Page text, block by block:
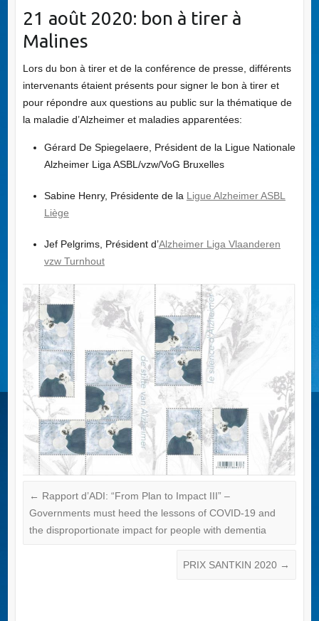
21 août 2020: bon à tirer à
Malines
Lors du bon à tirer et de la conférence de presse, différents
intervenants étaient présents pour signer le bon à tirer et
pour répondre aux questions au public sur la thématique de
la maladie d’Alzheimer et maladies apparentées:
Gérard De Spiegelaere, Président de la Ligue Nationale
Alzheimer Liga ASBL/vzw/VoG Bruxelles
Sabine Henry, Présidente de la Ligue Alzheimer ASBL
Liège
Jef Pelgrims, Président d’Alzheimer Liga Vlaanderen
vzw Turnhout
← Rapport d’ADI: “From Plan to Impact III” –
Governments must heed the lessons of COVID-19 and
the disproportionate impact for people with dementia
PRIX SANTKIN 2020 →